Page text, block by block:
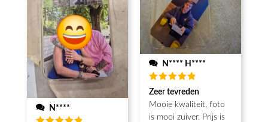
N****
N**** H****
Beoordeeld
5van de 5
Zeer tevreden
Mooie kwaliteit, foto
is mooi zuiver. Prijs is